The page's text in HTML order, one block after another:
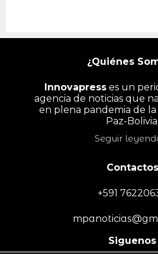
¿Quiénes
Innovapress es un
agencia de noticias que
en plena pandemia de la
Paz-Bolivia.
Seguir
Contactos
+591
Siguenos